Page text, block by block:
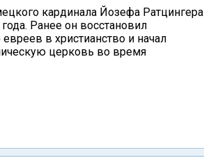
кардинала Йозефа Ратцингера
Ранее он восстановил
в христианство и начал
церковь во время